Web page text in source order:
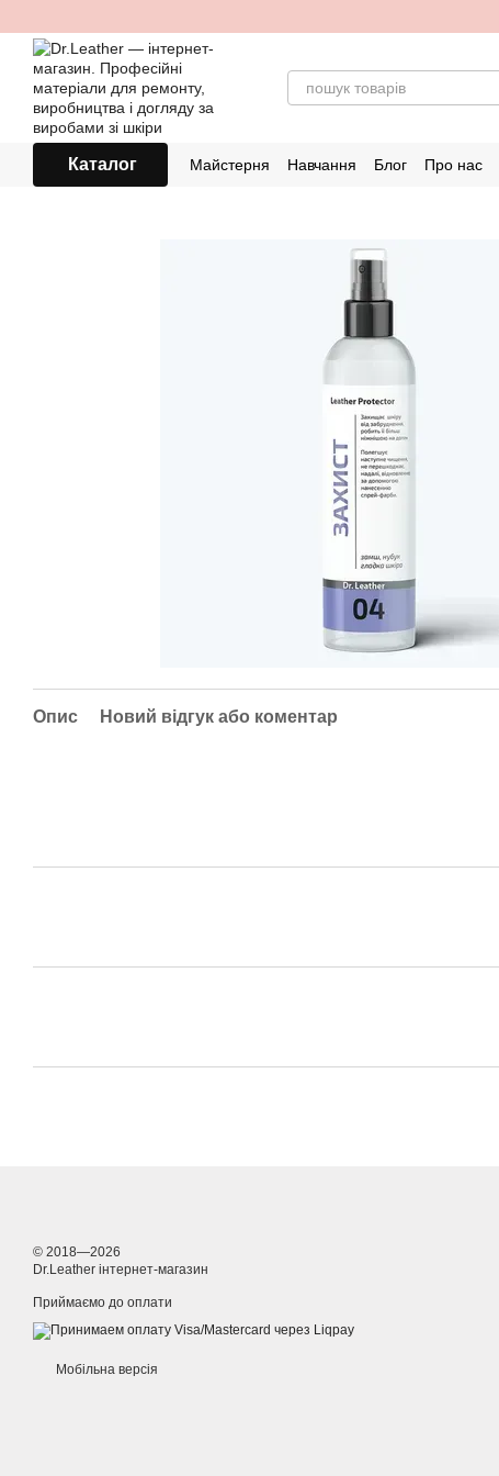
Каталог Майстерня Навчання Блог Про нас
Опис Новий відгук або коментар
© 2018—2026
Dr.Leather інтернет-магазин
Приймаємо до оплати
Мобільна версія